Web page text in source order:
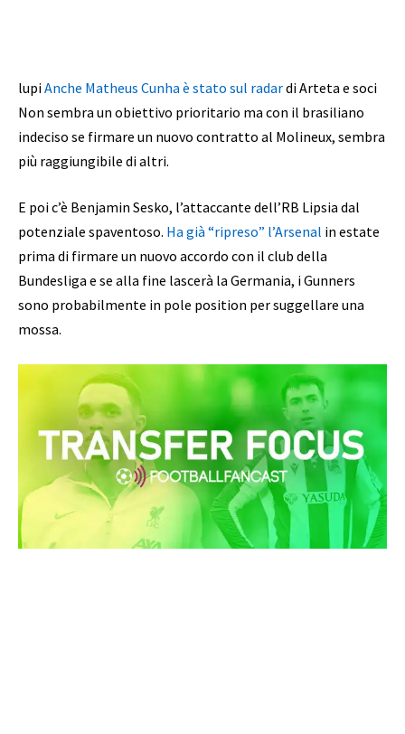
lupiAnche Matheus Cunha è stato sul radardi Arteta e soci
Non sembra un obiettivo prioritario ma con il brasiliano
indeciso se firmare un nuovo contratto al Molineux, sembra
più raggiungibile di altri.
E poi c’è Benjamin Sesko, l’attaccante dell’RB Lipsia dal
potenziale spaventoso. Ha già “ripreso” l’Arsenal in estate
prima di firmare un nuovo accordo con il club della
Bundesliga e se alla fine lascerà la Germania, i Gunners
sono probabilmente in pole position per suggellare una
mossa.